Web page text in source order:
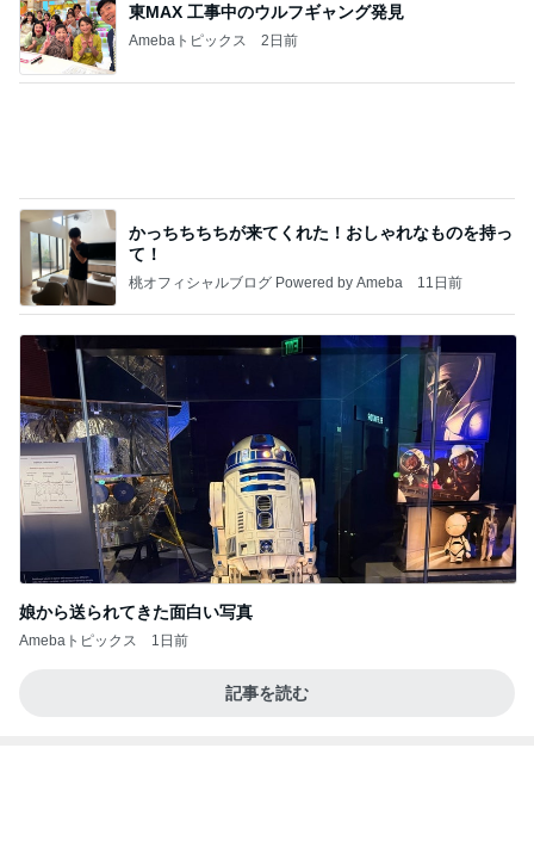
東MAX 工事中のウルフギャング発見
Amebaトピックス 2日前
かっちちちちが来てくれた！おしゃれなものを持っ
て！
桃オフィシャルブログ Powered by Ameba 11日前
娘から送られてきた面白い写真
Amebaトピックス 1日前
記事を読む